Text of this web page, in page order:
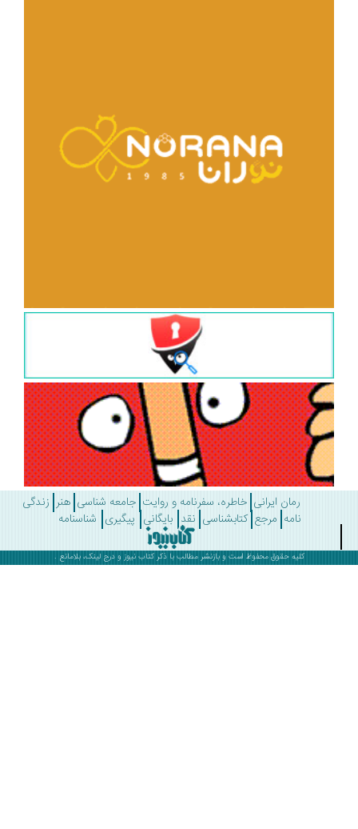
رمان ایرانی خاطره، سفرنامه و روایت جامعه شناسی هنر زندگی
مرجع کتابشناسی نقد بایگانی پیگیری شناسنامه
کلیه حقوق محفوظ است و بازنشر مطالب با ذکرکتاب نیوزو درج لینک، بلامانع .